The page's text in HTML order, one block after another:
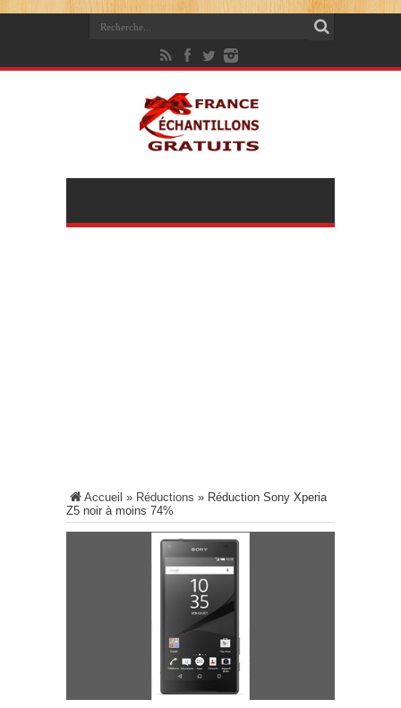
Accueil » Réductions » Réduction Sony Xperia
Z5 noir à moins 74%